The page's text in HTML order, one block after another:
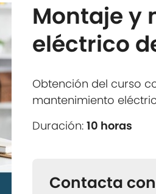
Montaje y
eléctrico
Obtención del curso
mantenimiento
Duración:10 horas
Contacta